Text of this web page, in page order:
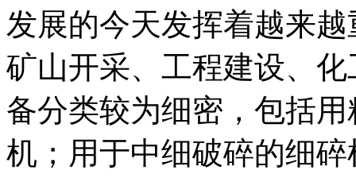
发展的今天发挥着越来
矿山开采、工程建设、
备分类较为细密，包括
机；用于中细破碎的细